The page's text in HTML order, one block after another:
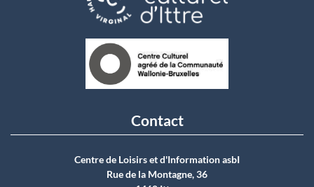
Contact
Centre de Loisirs et d'Information asbI
Rue de la Montagne, 36